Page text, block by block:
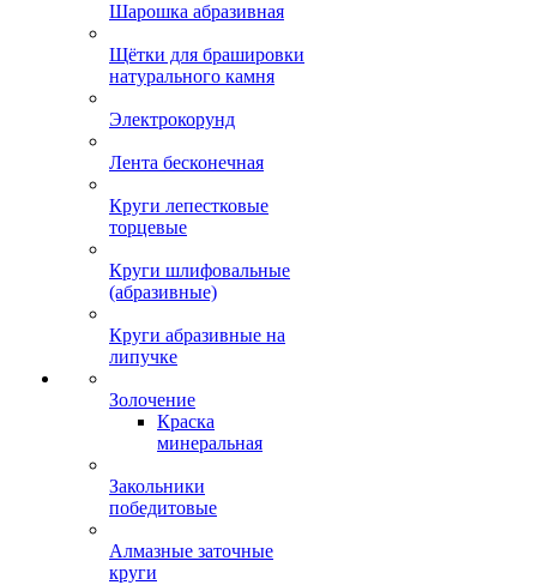
Шарошка абразивная
Щётки для брашировки
натурального камня
Электрокорунд
Лента бесконечная
Круги лепестковые
торцевые
Круги шлифовальные
(абразивные)
Круги абразивные на
липучке
Золочение
Краска
минеральная
Закольники
победитовые
Алмазные заточные
круги